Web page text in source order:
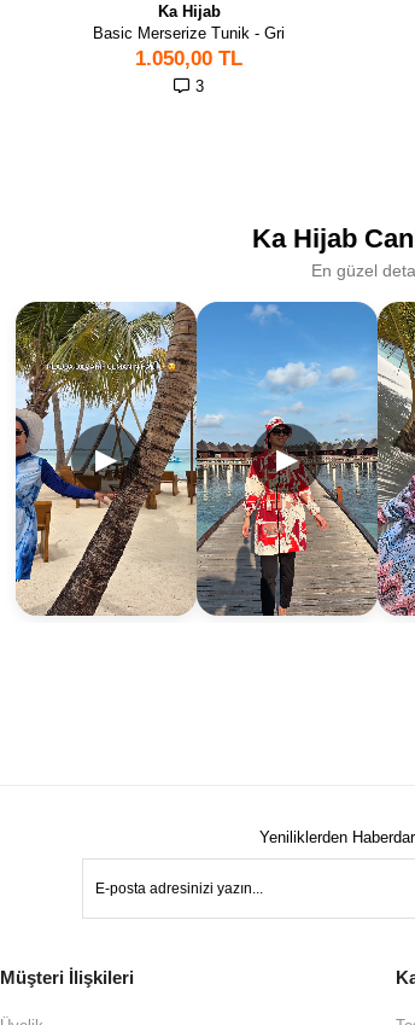
Ka Hijab
Basic Merserize Tunik - Gri
3
1.050,00 TL
Ka Hijab
En güzel
▶ ▶
Yeniliklerden
Müşteri İlişkileri